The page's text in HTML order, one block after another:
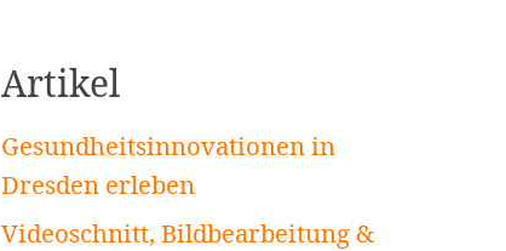
Artikel
Gesundheitsinnovationen in
Dresden erleben
Videoschnitt, Bildbearbeitung &